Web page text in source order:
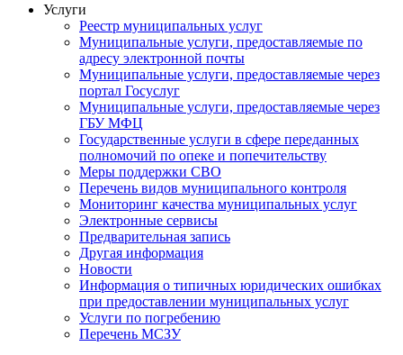
Услуги
Реестр муниципальных услуг
Муниципальные услуги, предоставляемые по
адресу электронной почты
Муниципальные услуги, предоставляемые через
портал Госуслуг
Муниципальные услуги, предоставляемые через
ГБУ МФЦ
Государственные услуги в сфере переданных
полномочий по опеке и попечительству
Меры поддержки СВО
Перечень видов муниципального контроля
Мониторинг качества муниципальных услуг
Электронные сервисы
Предварительная запись
Другая информация
Новости
Информация о типичных юридических ошибках
при предоставлении муниципальных услуг
Услуги по погребению
Перечень МСЗУ